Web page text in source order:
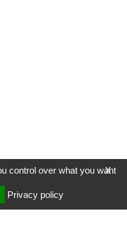
X
control over what you want
Privacy policy